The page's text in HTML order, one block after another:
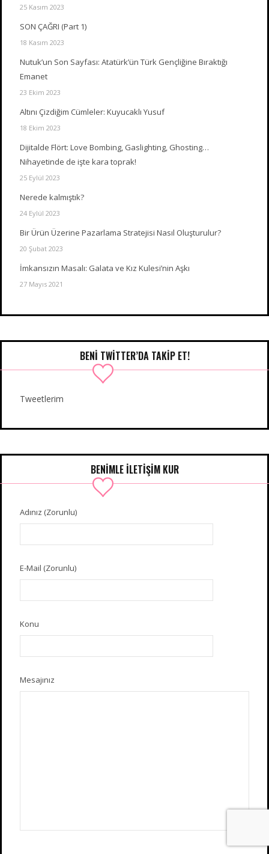
25 Kasım 2023
SON ÇAĞRI (Part 1)
18 Kasım 2023
Nutuk’un Son Sayfası: Atatürk’ün Türk Gençliğine Bıraktığı
Emanet
23 Ekim 2023
Altını Çizdiğim Cümleler: Kuyucaklı Yusuf
18 Ekim 2023
Dijitalde Flört: Love Bombing, Gaslighting, Ghosting…
Nihayetinde de işte kara toprak!
25 Eylül 2023
Nerede kalmıştık?
24 Eylül 2023
Bir Ürün Üzerine Pazarlama Stratejisi Nasıl Oluşturulur?
20 Şubat 2023
İmkansızın Masalı: Galata ve Kız Kulesi’nin Aşkı
27 Mayıs 2021
BENI TWITTER’DA TAKIP ET!
Tweetlerim
BENIMLE İLETIŞIM KUR
Adınız (Zorunlu)
E-Mail (Zorunlu)
Konu
Mesajınız